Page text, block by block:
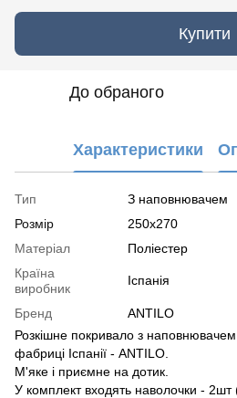
Купити
До обраного
Характеристики
Тип
З наповнювачем
Розмір
250x270
Матеріал
Поліестер
Країна
виробник
Іспанія
Бренд
ANTILO
Розкішне покривало з
фабриці Іспанії - ANTILO.
М'яке і приємне на дотик.
У комплект входять наволочки -